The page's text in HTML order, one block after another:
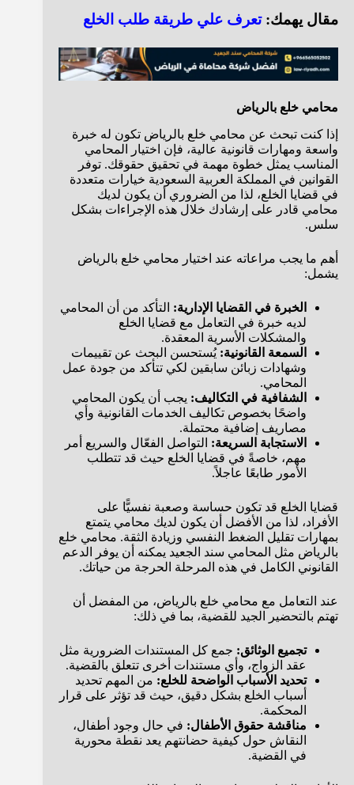
مقال يهمك:تعرف علي طريقة طلب الخلع
محامي خلع بالرياض
إذا كنت تبحث عن محامي خلع بالرياض تكون له خبرة
واسعة ومهارات قانونية عالية، فإن اختيار المحامي
المناسب يمثل خطوة مهمة في تحقيق حقوقك. توفر
القوانين في المملكة العربية السعودية خيارات متعددة
في قضايا الخلع، لذا من الضروري أن يكون لديك
محامي قادر على إرشادك خلال هذه الإجراءات بشكل
سلس.
أهم ما يجب مراعاته عند اختيار محامي خلع بالرياض
يشمل:
الخبرة في القضايا الإدارية: التأكد من أن المحامي
لديه خبرة في التعامل مع قضايا الخلع
والمشكلات الأسرية المعقدة.
السمعة القانونية: يُستحسن البحث عن تقييمات
وشهادات زبائن سابقين لكي تتأكد من جودة عمل
المحامي.
الشفافية في التكاليف: يجب أن يكون المحامي
واضحًا بخصوص تكاليف الخدمات القانونية وأي
مصاريف إضافية محتملة.
الاستجابة السريعة: التواصل الفعّال والسريع أمر
مهم، خاصةً في قضايا الخلع حيث قد تتطلب
الأمور طابعًا عاجلاً.
قضايا الخلع قد تكون حساسة وصعبة نفسيًّا على
الأفراد، لذا من الأفضل أن يكون لديك محامي يتمتع
بمهارات تقليل الضغط النفسي وزيادة الثقة. محامي خلع
بالرياض مثل المحامي سند الجعيد يمكنه أن يوفر الدعم
القانوني الكامل في هذه المرحلة الحرجة من حياتك.
عند التعامل مع محامي خلع بالرياض، من المفضل أن
تهتم بالتحضير الجيد للقضية، بما في ذلك:
تجميع الوثائق: جمع كل المستندات الضرورية مثل
عقد الزواج، وأي مستندات أخرى تتعلق بالقضية.
تحديد الأسباب الواضحة للخلع: من المهم تحديد
أسباب الخلع بشكل دقيق، حيث قد تؤثر على قرار
المحكمة.
مناقشة حقوق الأطفال: في حال وجود أطفال،
النقاش حول كيفية حضانتهم يعد نقطة محورية
في القضية.